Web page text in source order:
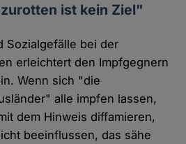
ist kein Ziel"
Sozialgefälle bei der
erleichtert den Impfgegnern
Wenn sich "die
alle impfen lassen,
dem Hinweis diffamieren,
beeinflussen, das sähe